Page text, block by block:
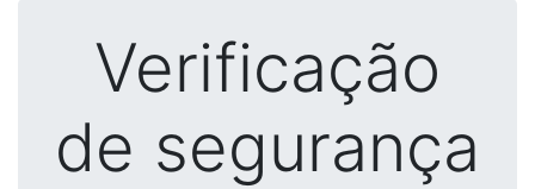
Verificação
de segurança